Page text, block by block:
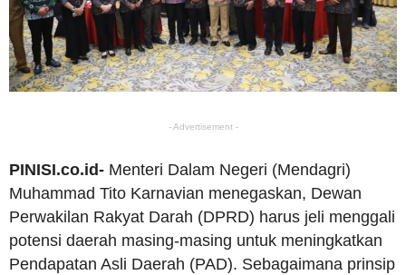
- Advertisement -
PINISI.co.id- Menteri Dalam Negeri (Mendagri)
Muhammad Tito Karnavian menegaskan, Dewan
Perwakilan Rakyat Darah (DPRD) harus jeli menggali
potensi daerah masing-masing untuk meningkatkan
Pendapatan Asli Daerah (PAD). Sebagaimana prinsip